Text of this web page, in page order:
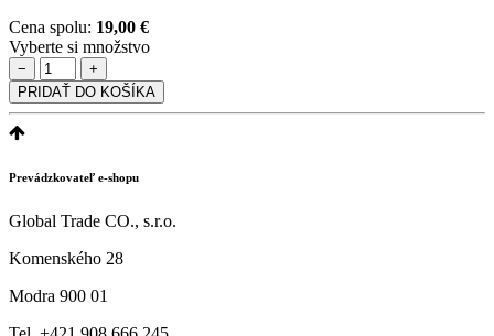
Cena spolu: 19,00 €
Vyberte si množstvo
−
+
PRIDAŤ DO KOŠÍKA
Prevádzkovateľ e-shopu
Global Trade CO., s.r.o.
Komenského 28
Modra 900 01